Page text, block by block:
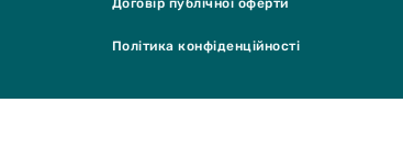
Договір публічної оферти
Політика конфіденційності